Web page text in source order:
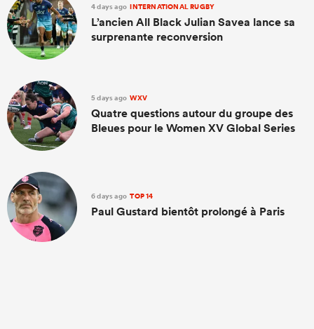
4 days ago INTERNATIONAL RUGBY
L’ancien All Black Julian Savea lance sa
surprenante reconversion
5 days ago WXV
Quatre questions autour du groupe des
Bleues pour le Women XV Global Series
6 days ago TOP 14
Paul Gustard bientôt prolongé à Paris